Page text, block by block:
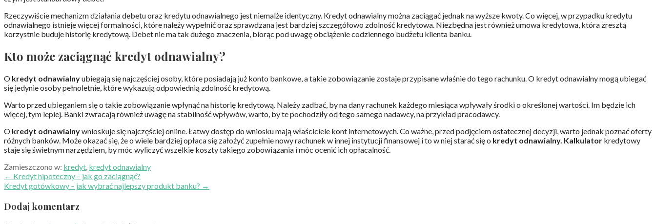
Rzeczywiście mechanizm działania debetu oraz kredytu odnawialnego jest niemalże identyczny. Kredyt odnawialny można zaciągać jednak na wyższe kwoty. Co więcej, w przypadku kredytu
odnawialnego istnieje więcej formalności, które należy wypełnić oraz sprawdzana jest bardziej szczegółowo zdolność kredytowa. Niezbędna jest również umowa kredytowa, która zresztą
korzystnie buduje historię kredytową. Debet nie ma tak dużego znaczenia, biorąc pod uwagę obciążenie codziennego budżetu klienta banku.
Kto może zaciągnąć kredyt odnawialny?
O kredyt odnawialnyubiegają się najczęściej osoby, które posiadają już konto bankowe, a takie zobowiązanie zostaje przypisane właśnie do tego rachunku. O kredyt odnawialny mogą ubiegać
się jedynie osoby pełnoletnie, które wykazują odpowiednią zdolność kredytową.
Warto przed ubieganiem się o takie zobowiązanie wpłynąć na historię kredytową. Należy zadbać, by na dany rachunek każdego miesiąca wpływały środki o określonej wartości. Im będzie ich
więcej, tym lepiej. Banki zwracają również uwagę na stabilność wpływów, warto, by te pochodziły od tego samego nadawcy, na przykład pracodawcy.
O kredyt odnawialnywnioskuje się najczęściej online. Łatwy dostęp do wniosku mają właściciele kont internetowych. Co ważne, przed podjęciem ostatecznej decyzji, warto jednak poznać oferty
różnych banków. Może okazać się, że o wiele bardziej opłaca się założyć zupełnie nowy rachunek w innej instytucji finansowej i to w niej starać się o kredyt odnawialny. Kalkulator kredytowy
staje się świetnym narzędziem, by móc wyliczyć wszelkie koszty takiego zobowiązania i móc ocenić ich opłacalność.
Zamieszczono w: kredyt, kredyt odnawialny
Nawigacja
wpisu
← Kredyt hipoteczny – jak go zaciągnąć?
Kredyt gotówkowy – jak wybrać najlepszy produkt banku? →
Dodaj komentarz